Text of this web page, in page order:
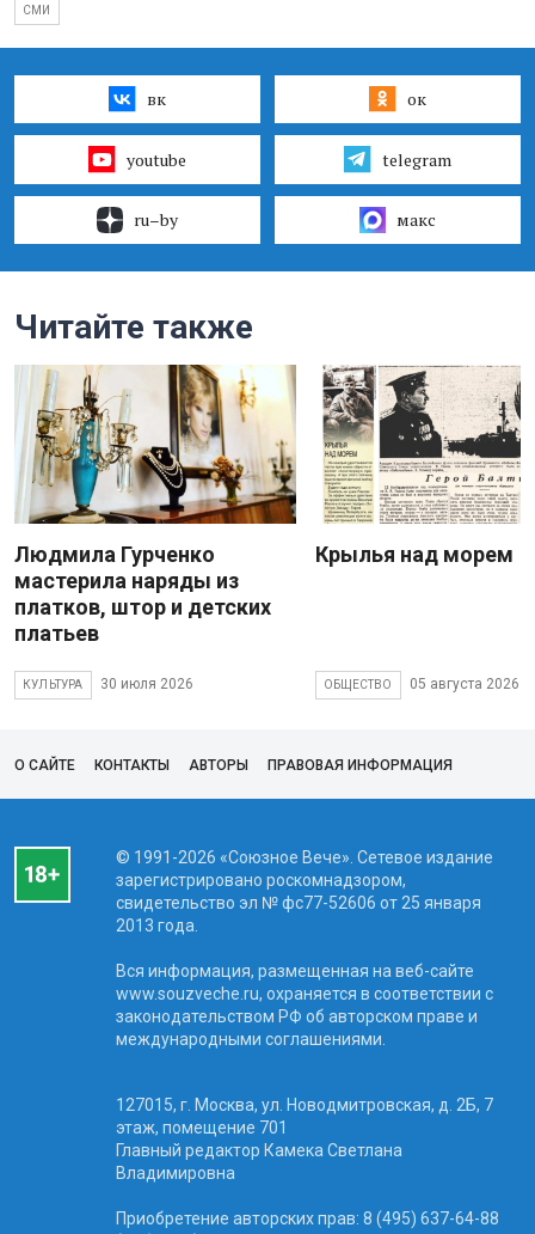
СМИ
вк ок
youtube telegram
ru–by макс
Читайте также
Людмила Гурченко
мастерила наряды из
платков, штор и детских
платьев
КУЛЬТУРА 30 июля 2026
Крылья над морем
ОБЩЕСТВО 05 августа 2026
О САЙТЕ КОНТАКТЫ АВТОРЫ ПРАВОВАЯ ИНФОРМАЦИЯ
© 1991-2026 «Союзное Вече». Сетевое издание
зарегистрировано роскомнадзором,
свидетельство эл № фc77-52606 от 25 января
2013 года.
Вся информация, размещенная на веб-сайте
www.souzveche.ru, охраняется в соответствии с
законодательством РФ об авторском праве и
международными соглашениями.
127015, г. Москва, ул. Новодмитровская, д. 2Б, 7
этаж, помещение 701
Главный редактор Камека Светлана
Владимировна
Приобретение авторских прав: 8 (495) 637-64-88